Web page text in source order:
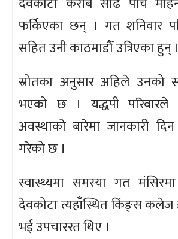
फर्किएका छन् । गत शनिवार
सहित उनी काठमाडौँ उत्रिएका हुन् ।
स्रोतका अनुसार अहिले उनको
भएको छ । यद्धपी परिवारले
अवस्थाको बारेमा जानकारी
गरेको छ ।
स्वास्थ्यमा समस्या गत
देवकोटा त्यहाँस्थित किंङ्स कलेज
भई उपचाररत थिए ।